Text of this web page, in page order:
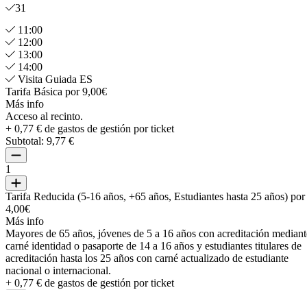
31
11:00
12:00
13:00
14:00
Visita Guiada ES
Tarifa Básica por 9,00€
Más info
Acceso al recinto.
+ 0,77 € de gastos de gestión por ticket
Subtotal: 9,77 €
1
Tarifa Reducida (5-16 años, +65 años, Estudiantes hasta 25 años) por
4,00€
Más info
Mayores de 65 años, jóvenes de 5 a 16 años con acreditación
carné identidad o pasaporte de 14 a 16 años y estudiantes titulares de
acreditación hasta los 25 años con carné actualizado de estudiante
nacional o internacional.
+ 0,77 € de gastos de gestión por ticket